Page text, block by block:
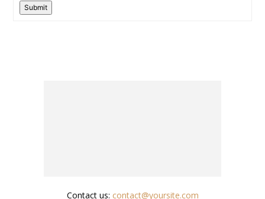
Submit
Contact us: contact@yoursite.com